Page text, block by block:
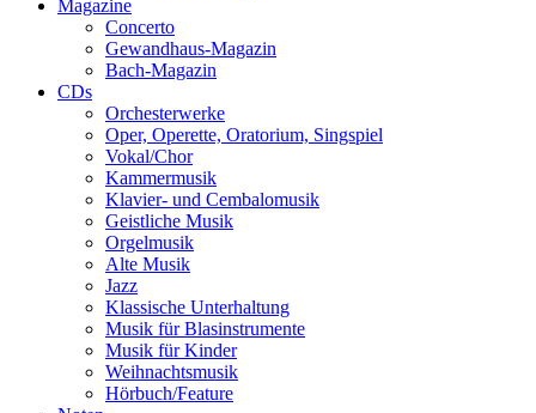
Magazine
Concerto
Gewandhaus-Magazin
Bach-Magazin
CDs
Orchesterwerke
Oper, Operette, Oratorium, Singspiel
Vokal/Chor
Kammermusik
Klavier- und Cembalomusik
Geistliche Musik
Orgelmusik
Alte Musik
Jazz
Klassische Unterhaltung
Musik für Blasinstrumente
Musik für Kinder
Weihnachtsmusik
Hörbuch/Feature